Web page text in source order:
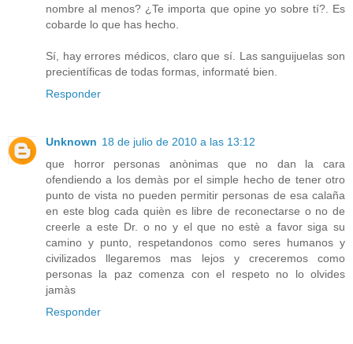
nombre al menos? ¿Te importa que opine yo sobre tí?. Es
cobarde lo que has hecho.
Sí, hay errores médicos, claro que sí. Las sanguijuelas son
precientíficas de todas formas, informaté bien.
Responder
Unknown 18 de julio de 2010 a las 13:12
que horror personas anònimas que no dan la cara
ofendiendo a los demàs por el simple hecho de tener otro
punto de vista no pueden permitir personas de esa calaña
en este blog cada quièn es libre de reconectarse o no de
creerle a este Dr. o no y el que no estè a favor siga su
camino y punto, respetandonos como seres humanos y
civilizados llegaremos mas lejos y creceremos como
personas la paz comenza con el respeto no lo olvides
jamàs
Responder